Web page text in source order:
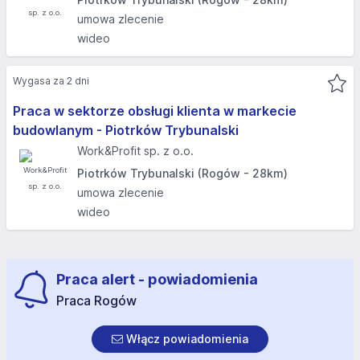
umowa zlecenie
wideo
Praca w sektorze obsługi klienta w markecie
budowlanym - Piotrków Trybunalski
Work&Profit sp. z o.o.
Piotrków Trybunalski (Rogów - 28km)
umowa zlecenie
wideo
Wygasa za 2 dni
Praca alert - powiadomienia
Praca Rogów
Włącz powiadomienia